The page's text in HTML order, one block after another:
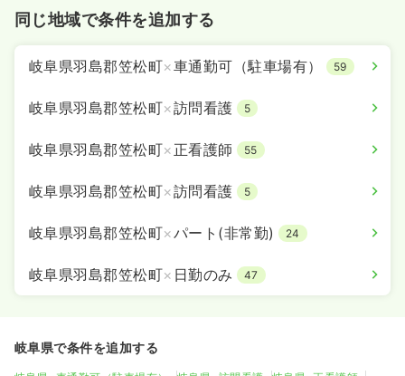
同じ地域で条件を追加する
岐阜県羽島郡笠松町×車通勤可（駐車場有） 59
岐阜県羽島郡笠松町×訪問看護 5
岐阜県羽島郡笠松町× 正看護師 55
岐阜県羽島郡笠松町×訪問看護 5
岐阜県羽島郡笠松町×パート(非常勤) 24
岐阜県羽島郡笠松町× 日勤のみ 47
岐阜県で条件を追加する